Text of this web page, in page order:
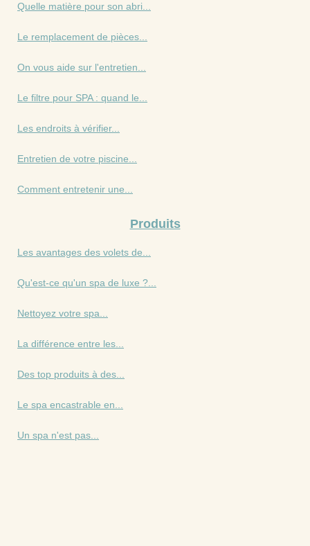
Quelle matière pour son abri...
Le remplacement de pièces...
On vous aide sur l'entretien...
Le filtre pour SPA : quand le...
Les endroits à vérifier...
Entretien de votre piscine...
Comment entretenir une...
Produits
Les avantages des volets de...
Qu'est-ce qu'un spa de luxe ?...
Nettoyez votre spa...
La différence entre les...
Des top produits à des...
Le spa encastrable en...
Un spa n'est pas...